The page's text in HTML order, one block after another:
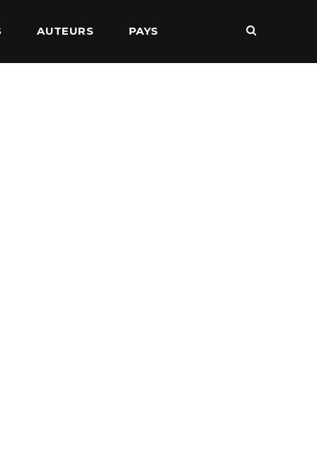
AUTEURS PAYS